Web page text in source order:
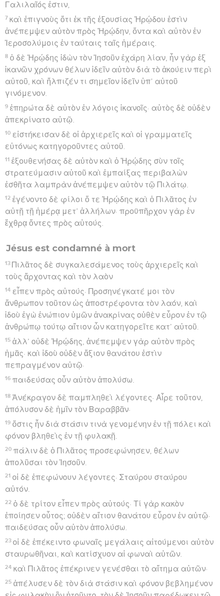
Γαλιλαῖός ἐστιν,
7 καὶ ἐπιγνοὺς ὅτι ἐκ τῆς ἐξουσίας Ἡρῴδου ἐστὶν
ἀνέπεμψεν αὐτὸν πρὸς Ἡρῴδην, ὄντα καὶ αὐτὸν ἐν
Ἱεροσολύμοις ἐν ταύταις ταῖς ἡμέραις.
8 ὁ δὲ Ἡρῴδης ἰδὼν τὸν Ἰησοῦν ἐχάρη λίαν, ἦν γὰρ ἐξ
ἱκανῶν χρόνων θέλων ἰδεῖν αὐτὸν διὰ τὸ ἀκούειν περὶ
αὐτοῦ, καὶ ἤλπιζέν τι σημεῖον ἰδεῖν ὑπ’ αὐτοῦ
γινόμενον.
9 ἐπηρώτα δὲ αὐτὸν ἐν λόγοις ἱκανοῖς· αὐτὸς δὲ οὐδὲν
ἀπεκρίνατο αὐτῷ.
10 εἱστήκεισαν δὲ οἱ ἀρχιερεῖς καὶ οἱ γραμματεῖς
εὐτόνως κατηγοροῦντες αὐτοῦ.
11 ἐξουθενήσας δὲ αὐτὸν καὶ ὁ Ἡρῴδης σὺν τοῖς
στρατεύμασιν αὐτοῦ καὶ ἐμπαίξας περιβαλὼν
ἐσθῆτα λαμπρὰν ἀνέπεμψεν αὐτὸν τῷ Πιλάτῳ.
12 ἐγένοντο δὲ φίλοι ὅ τε Ἡρῴδης καὶ ὁ Πιλᾶτος ἐν
αὐτῇ τῇ ἡμέρᾳ μετ’ ἀλλήλων· προϋπῆρχον γὰρ ἐν
ἔχθρᾳ ὄντες πρὸς αὑτούς.
Jésus est condamné à mort
13 Πιλᾶτος δὲ συγκαλεσάμενος τοὺς ἀρχιερεῖς καὶ
τοὺς ἄρχοντας καὶ τὸν λαὸν
14 εἶπεν πρὸς αὐτούς· Προσηνέγκατέ μοι τὸν
ἄνθρωπον τοῦτον ὡς ἀποστρέφοντα τὸν λαόν, καὶ
ἰδοὺ ἐγὼ ἐνώπιον ὑμῶν ἀνακρίνας οὐθὲν εὗρον ἐν τῷ
ἀνθρώπῳ τούτῳ αἴτιον ὧν κατηγορεῖτε κατ’ αὐτοῦ.
15 ἀλλ’ οὐδὲ Ἡρῴδης, ἀνέπεμψεν γὰρ αὐτὸν πρὸς
ἡμᾶς· καὶ ἰδοὺ οὐδὲν ἄξιον θανάτου ἐστὶν
πεπραγμένον αὐτῷ·
16 παιδεύσας οὖν αὐτὸν ἀπολύσω.
18 Ἀνέκραγον δὲ παμπληθεὶ λέγοντες· Αἶρε τοῦτον,
ἀπόλυσον δὲ ἡμῖν τὸν Βαραββᾶν·
19 ὅστις ἦν διὰ στάσιν τινὰ γενομένην ἐν τῇ πόλει καὶ
φόνον βληθεὶς ἐν τῇ φυλακῇ.
20 πάλιν δὲ ὁ Πιλᾶτος προσεφώνησεν, θέλων
ἀπολῦσαι τὸν Ἰησοῦν.
21 οἱ δὲ ἐπεφώνουν λέγοντες· Σταύρου σταύρου
αὐτόν.
22 ὁ δὲ τρίτον εἶπεν πρὸς αὐτούς· Τί γὰρ κακὸν
ἐποίησεν οὗτος; οὐδὲν αἴτιον θανάτου εὗρον ἐν αὐτῷ·
παιδεύσας οὖν αὐτὸν ἀπολύσω.
23 οἱ δὲ ἐπέκειντο φωναῖς μεγάλαις αἰτούμενοι αὐτὸν
σταυρωθῆναι, καὶ κατίσχυον αἱ φωναὶ αὐτῶν.
24 καὶ Πιλᾶτος ἐπέκρινεν γενέσθαι τὸ αἴτημα αὐτῶν·
25 ἀπέλυσεν δὲ τὸν διὰ στάσιν καὶ φόνον βεβλημένον